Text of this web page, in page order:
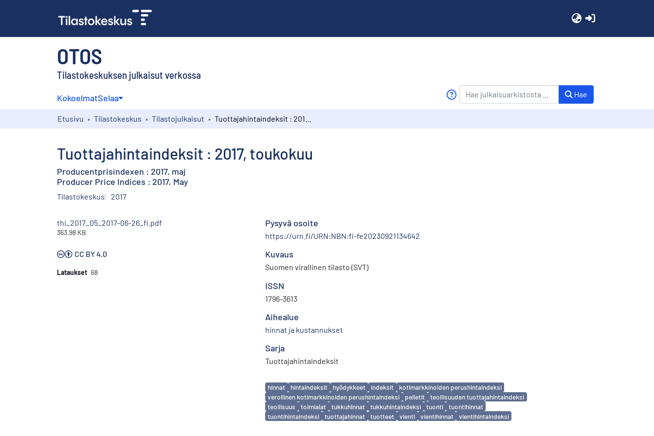
OTOS
Tilastokeskuksen julkaisut verkossa
KokoelmatSelaa Hae
Etusivu Tilastokeskus Tilastojulkaisut
Tuottajahintaindeksit : 2017, toukokuu
Producentprisindexen : 2017, maj
Producer Price Indices : 2017, May
Tilastokeskus 2017
thi_2017_05_2017-06-26_fi.pdf
363.98 KB
CC BY 4.0
Lataukset 68
Pysyvä osoite
https://urn.fi/URN:NBN:fi-fe20230921134642
Kuvaus
Suomen virallinen tilasto (SVT)
ISSN
1796-3613
Aihealue
hinnat ja kustannukset
Sarja
Tuottajahintaindeksit
Avainsanat
hinnat hintaindeksit hyödykkeet indeksit
kotimarkkinoiden perushintaindeksi
verollinen kotimarkkinoiden perushintaindeksi
pelletit
teollisuuden tuottajahintaindeksi
teollisuus
toimialat tukkuhinnat tukkuhintaindeksi tuonti
tuontihinnat
tuontihintaindeksi
tuottajahinnat tuotteet vienti vientihinnat vientihintaindeksi